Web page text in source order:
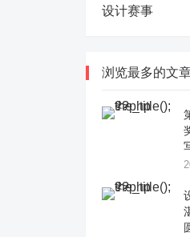
设计赛事
浏览最多的文